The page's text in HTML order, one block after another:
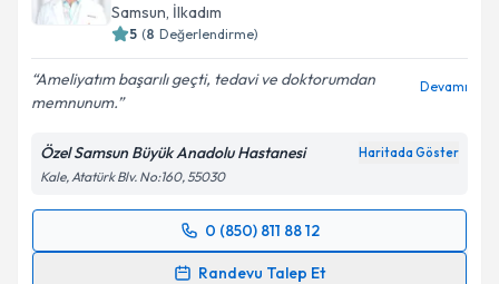
Samsun, İlkadım
5 (8 Değerlendirme)
Ameliyatım başarılı geçti, tedavi ve doktorumdan
memnunum.
Devamı
Özel Samsun Büyük Anadolu Hastanesi Haritada Göster
Kale, Atatürk Blv. No:160, 55030
0 (850) 811 88 12
Randevu Talep Et
Randevu Takvimi Talebi